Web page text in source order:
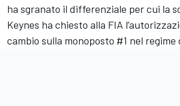
ha sgranato il differenziale per cui la
Keynes ha chiesto alla FIA
cambio sulla monoposto #1 nel regime